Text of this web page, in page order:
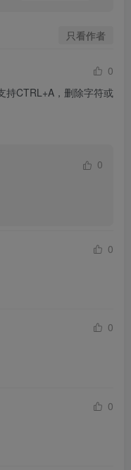
只看作者
0
持CTRL+A，删除字符或
0
0
0
0